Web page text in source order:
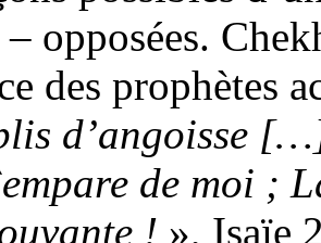
opposées.
des prophètes
d’angoisse
de moi ;
! », Isaïe